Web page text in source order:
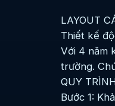
LAYOUT
Thiết kế
Với 4 năm
trường.
QUY
Bước 1: